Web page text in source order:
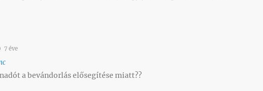
7 éve
a bevándorlás elősegítése miatt??